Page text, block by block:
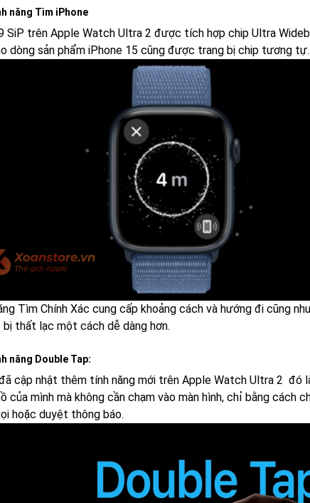
năng Tìm iPhone
SiP trên Apple Watch Ultra 2 được tích hợp chip Ultra
dòng sản phẩm iPhone 15 cũng được trang bị chip tương tự.
Tìm Chính Xác cung cấp khoảng cách và hướng đi cũng
bị thất lạc một cách dễ dàng hơn.
năng Double Tap:
cập nhật thêm tính năng mới trên Apple Watch Ultra 2 đó
của mình mà không cần chạm vào màn hình, chỉ bằng cách
hoặc duyệt thông báo.